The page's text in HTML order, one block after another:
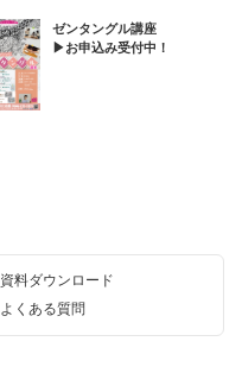
ゼンタングル講座
▶お申込み受付中！
資料ダウンロード
よくある質問